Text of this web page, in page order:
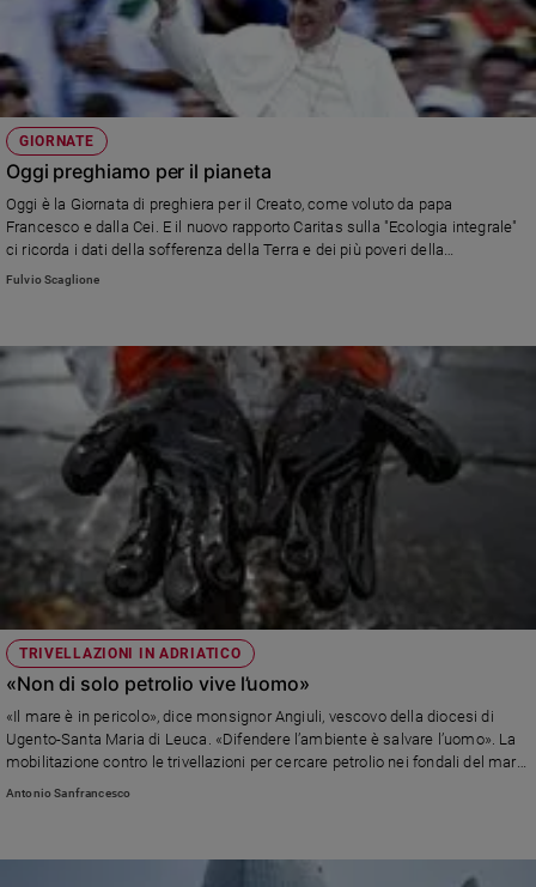
GIORNATE
Oggi preghiamo per il pianeta
Oggi è la Giornata di preghiera per il Creato, come voluto da papa
Francesco e dalla Cei. E il nuovo rapporto Caritas sulla "Ecologia integrale"
ci ricorda i dati della sofferenza della Terra e dei più poveri della
popolazione mondiale.
Fulvio Scaglione
TRIVELLAZIONI IN ADRIATICO
«Non di solo petrolio vive l’uomo»
«Il mare è in pericolo», dice monsignor Angiuli, vescovo della diocesi di
Ugento-Santa Maria di Leuca. «Difendere l’ambiente è salvare l’uomo». La
mobilitazione contro le trivellazioni per cercare petrolio nei fondali del mare
Adriatico.
Antonio Sanfrancesco